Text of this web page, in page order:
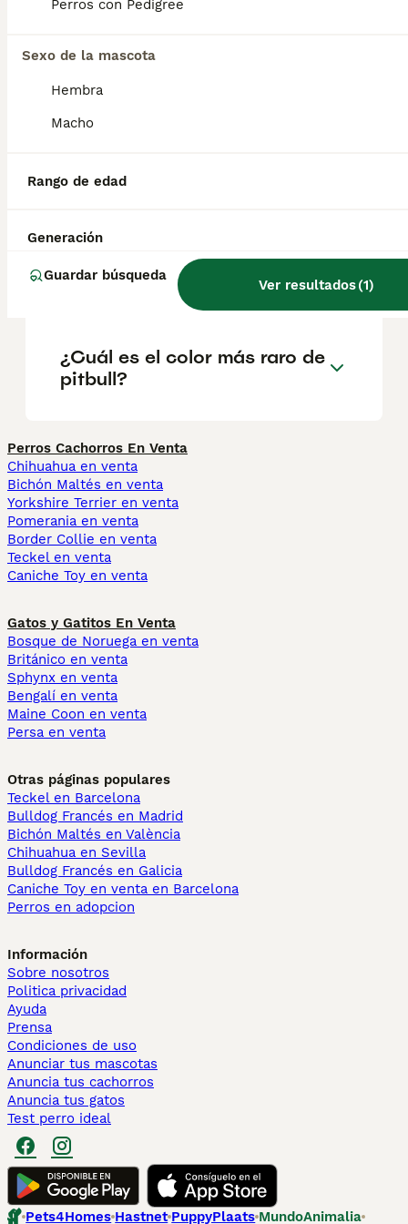
Perros con Pedigree
Sexo de la mascota
Hembra
Macho
Rango de edad
Generación
Guardar búsqueda
Ver resultados(1)
ubicación.
¿Es bueno tener un pitbull en
casa?
¿Cuántos cachorros tiene un
¿Cuál es la debilidad de un
pitbull?
¿Cuál es el color más raro de
pitbull?
Perros Cachorros En Venta
Chihuahua en venta
Bichón Maltés en venta
Yorkshire Terrier en venta
Pomerania en venta
Border Collie en venta
Teckel en venta
Caniche Toy en venta
Gatos y Gatitos En Venta
Bosque de Noruega en venta
Británico en venta
Sphynx en venta
Bengalí en venta
Maine Coon en venta
Persa en venta
Otras páginas populares
Teckel en Barcelona
Bulldog Francés en Madrid
Bichón Maltés en València
Chihuahua en Sevilla
Bulldog Francés en Galicia
Caniche Toy en venta en Barcelona
Perros en adopcion
Información
Sobre nosotros
Politica privacidad
Ayuda
Prensa
Condiciones de uso
Anunciar tus mascotas
Anuncia tus cachorros
Anuncia tus gatos
Test perro ideal
Pets4Homes Hastnet PuppyPlaats MundoAnimalia